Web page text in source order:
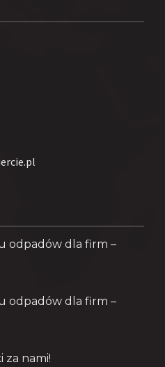
odpadów dla firm –
odpadów dla firm –
za nami!